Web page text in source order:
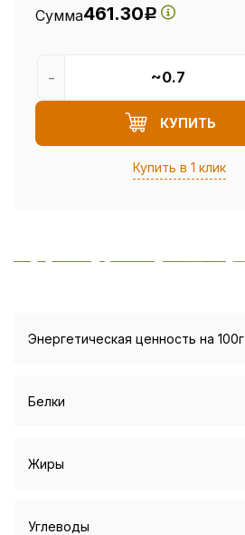
Сумма461.30Р
КУПИТЬ
Купить в 1 клик
-
Энергетическая ценность на 100г
Белки
Жиры
Углеводы